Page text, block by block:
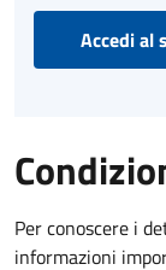
Accedi al
Per conoscere i
informazioni